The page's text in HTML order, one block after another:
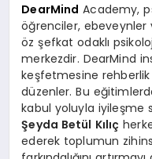
DearMind Academy,
öğrenciler, ebeveynler
öz şefkat odaklı
merkezdir. DearMind
keşfetmesine
düzenler. Bu
kabul yoluyla iyileşme
Şeyda Betül Kılıç
ederek toplumun